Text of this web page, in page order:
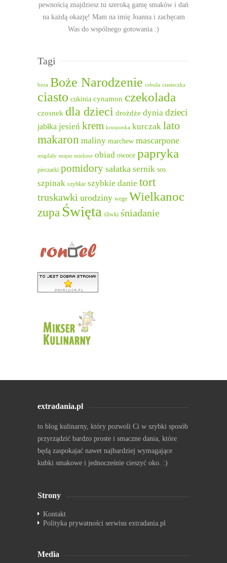
pewnością znajdziesz tu szeroką gamę smaków i dań
na każdą okazję! Mam na imię Joanna i zachęcam
Was do wspólnego gotowania :)
Tagi
beza Boże Narodzenie cebula ciasteczka
ciasto cukinia cynamon czekolada
czosnek dla dzieci drożdże dynia dzieci
jabłka jesień krem kruszonka kurczak lato
makaron maliny marchew mascarpone
migdały mięso mielone obiad owoce papryka
pieczarki pomidory sałatka sernik sos
szpinak szybkie szybkie danie tort
truskawki urodziny wege Wielkanoc
zupa Święta śliwki śniadanie
extradania.pl
to blog kulinarny, który pozwoli Ci w szybki sposób
przyrządzić bardzo proste i smaczne dania, które
będą zaspokajać nawet najbardziej wymagające
kubki smakowe i jednocześnie cieszyć oko. :)
Strony
Kontakt
Polityka prywatności serwisu extradania.pl
Media